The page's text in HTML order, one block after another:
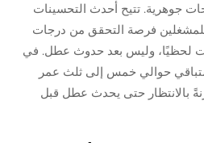
جوهرية. تتيح أحدث التحسينات
للمشغلين فرصة التحقق من درجات
لحظيًا، وليس بعد حدوث عطل. في
حوالي خمس إلى ثلث عمر
بالانتظار حتى يحدث عطل قبل